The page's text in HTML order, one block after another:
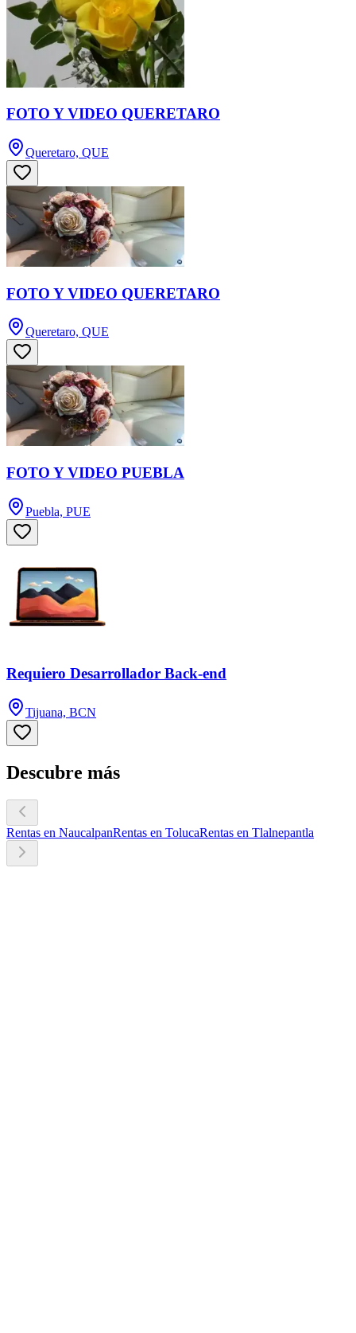
FOTO Y VIDEO QUERETARO
Queretaro, QUE
FOTO Y VIDEO QUERETARO
Queretaro, QUE
FOTO Y VIDEO PUEBLA
Puebla, PUE
Requiero Desarrollador Back-end
Tijuana, BCN
Descubre más
Rentas en NaucalpanRentas en TolucaRentas en Tlalnepantla